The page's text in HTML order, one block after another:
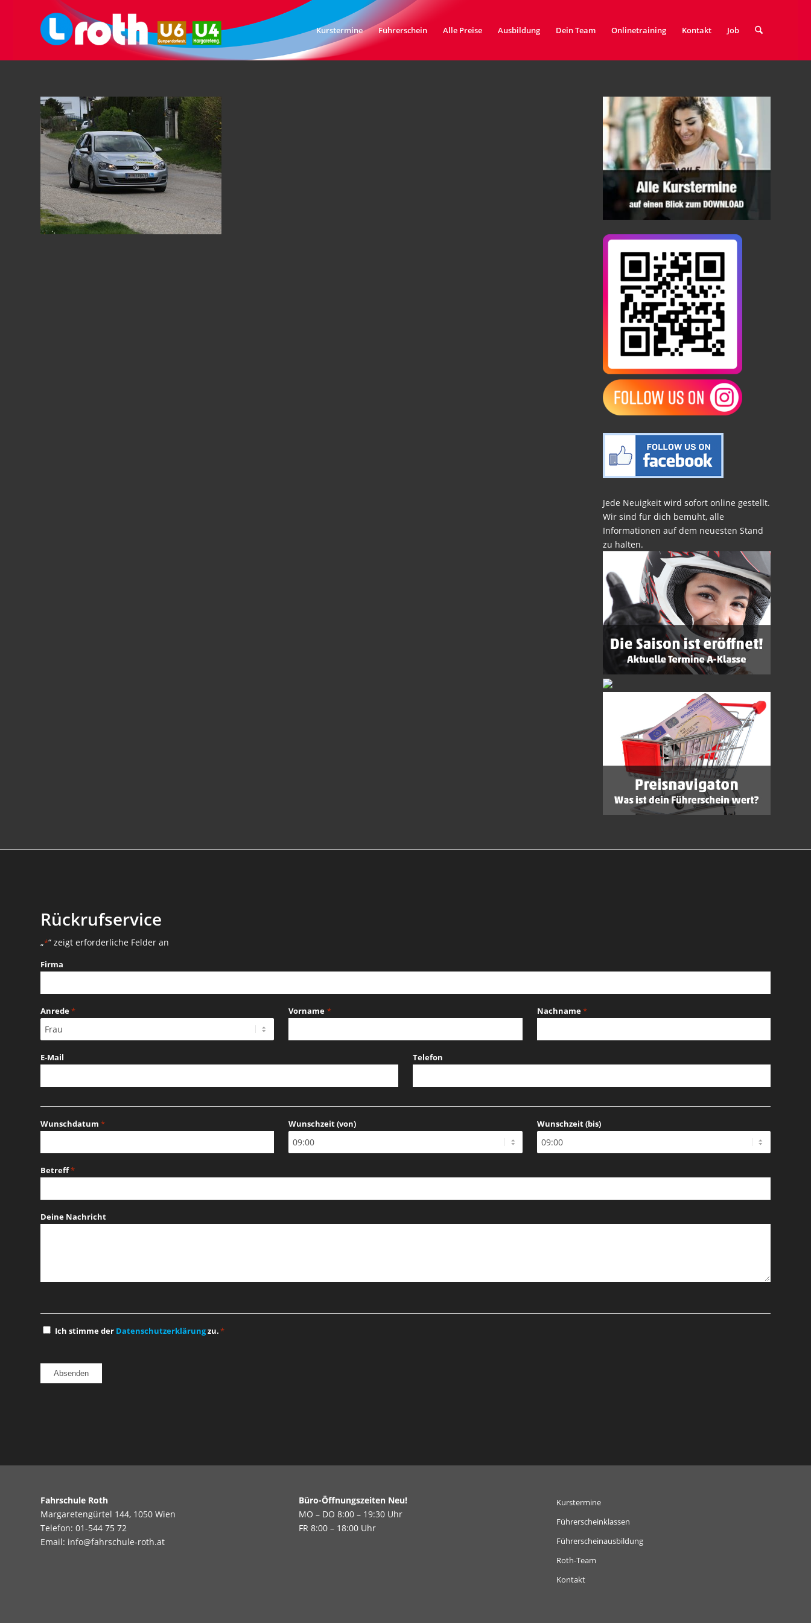
Kurstermine Führerschein Alle Preise Ausbildung Dein Team Onlinetraining Kontakt Job
Jede Neuigkeit wird sofort online gestellt.
Wir sind für dich bemüht, alle
Informationen auf dem neuesten Stand
zu halten.
Rückrufservice
„*“ zeigt erforderliche Felder an
Firma
Anrede* Vorname * Nachname*
E-Mail Telefon
Wunschdatum *
TT
JJJJ
Wunschzeit (von) Wunschzeit (bis)
Betreff*
Deine Nachricht
Einwilligung
Ich stimme der Datenschutzerklärungzu.*
Fahrschule Roth
Margaretengürtel 144, 1050 Wien
Telefon: 01-544 75 72
Email: info@fahrschule-roth.at
Büro-Öffnungszeiten Neu!
MO – DO 8:00 – 19:30 Uhr
FR 8:00 – 18:00 Uhr
Kurstermine
Führerscheinklassen
Führerscheinausbildung
Roth-Team
Kontakt